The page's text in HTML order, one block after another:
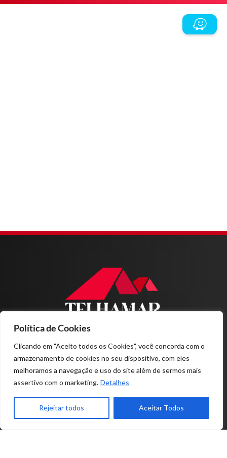
Política de Cookies
Clicando em "Aceito todos os Cookies", você concorda com o
armazenamento de cookies no seu dispositivo, com eles
melhoramos a navegação e uso do site além de sermos mais
assertivo com o marketing. Detalhes
Rejeitar todos Aceitar Todos
Sobre nós
Produtos
Projetos
Contato
11-4978.1200